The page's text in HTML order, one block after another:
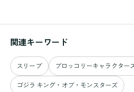
関連キーワード
スリーブ ブロッコリーキャラクター
ゴジラ キング・オブ・モンスターズ